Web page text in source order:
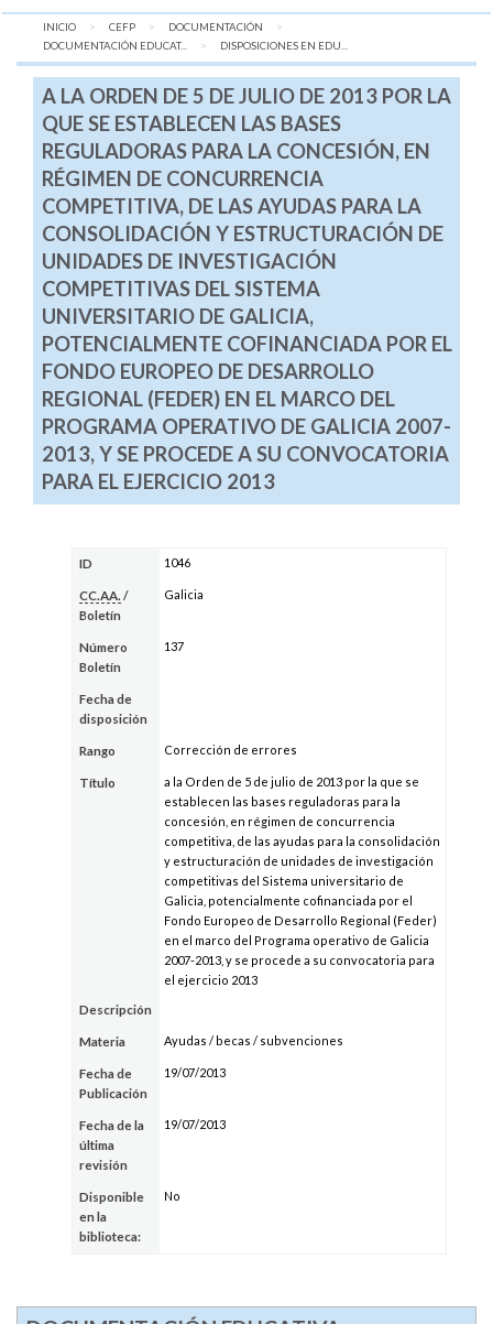
INICIO CEFP
DOCUMENTACIÓN
DOCUMENTACIÓN EDUCAT...
AQUÍ:
DISPOSICIONES EN EDU...
A LA ORDEN DE 5 DE JULIO DE 2013 POR LA
QUE SE ESTABLECEN LAS BASES
REGULADORAS PARA LA CONCESIÓN, EN
RÉGIMEN DE CONCURRENCIA
COMPETITIVA, DE LAS AYUDAS PARA LA
CONSOLIDACIÓN Y ESTRUCTURACIÓN DE
UNIDADES DE INVESTIGACIÓN
COMPETITIVAS DEL SISTEMA
UNIVERSITARIO DE GALICIA,
POTENCIALMENTE COFINANCIADA POR EL
FONDO EUROPEO DE DESARROLLO
REGIONAL (FEDER) EN EL MARCO DEL
PROGRAMA OPERATIVO DE GALICIA 2007-
2013, Y SE PROCEDE A SU CONVOCATORIA
PARA EL EJERCICIO 2013
ID 1046
CC.AA. /
Boletín
Galicia
Número
Boletín
137
Fecha de
disposición
Rango Corrección de errores
Título
a la Orden de 5 de julio de 2013 por la que se
establecen las bases reguladoras para la
concesión, en régimen de concurrencia
competitiva, de las ayudas para la consolidación
y estructuración de unidades de investigación
competitivas del Sistema universitario de
Galicia, potencialmente cofinanciada por el
Fondo Europeo de Desarrollo Regional (Feder)
en el marco del Programa operativo de Galicia
2007-2013, y se procede a su convocatoria para
el ejercicio 2013
Descripción
Materia Ayudas / becas / subvenciones
Fecha de
Publicación
19/07/2013
Fecha de la
última
revisión
19/07/2013
Disponible
en la
biblioteca:
No